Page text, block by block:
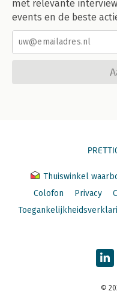
met relevante
events en de beste
Thuiswinkel
Colofon
Privacy
©